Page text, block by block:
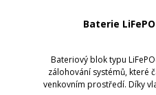
Baterie
Bateriový blok typu
zálohování systémů, které
venkovním prostředí. Díky